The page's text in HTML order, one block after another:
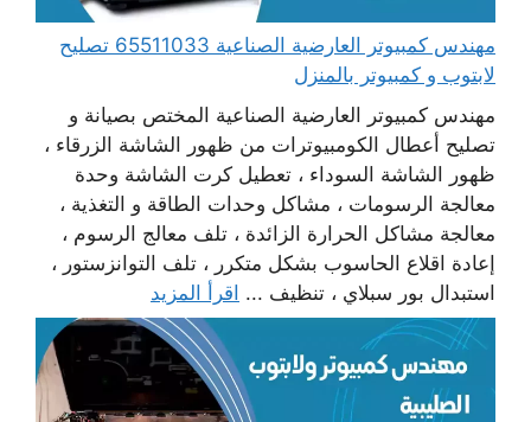
مهندس كمبيوتر العارضية الصناعية 65511033 تصليح
لابتوب و كمبيوتر بالمنزل
مهندس كمبيوتر العارضية الصناعية المختص بصيانة و
تصليح أعطال الكومبيوترات من ظهور الشاشة الزرقاء ،
ظهور الشاشة السوداء ، تعطيل كرت الشاشة وحدة
معالجة الرسومات ، مشاكل وحدات الطاقة و التغذية ،
معالجة مشاكل الحرارة الزائدة ، تلف معالج الرسوم ،
إعادة اقلاع الحاسوب بشكل متكرر ، تلف التوانزستور ،
استبدال بور سبلاي ، تنظيف ... اقرأ المزيد